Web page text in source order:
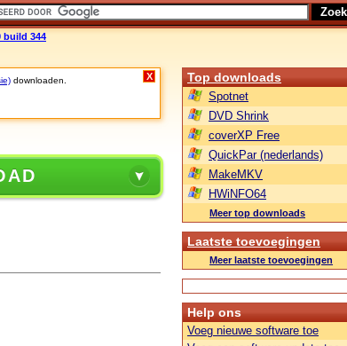
build 344
downloaden. X Top downloads
Spotnet
DVD Shrink
coverXP Free
QuickPar (nederlands)
MakeMKV
HWiNFO64
Meer top downloads
Laatste toevoegingen
Meer laatste toevoegingen
Help ons
Voeg nieuwe software toe